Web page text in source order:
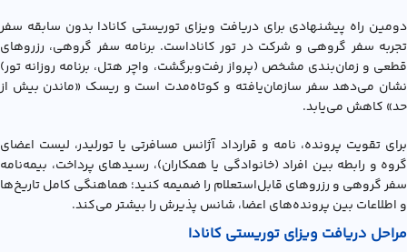
دومین راه پیشنهادی برای دریافت ويزاي توريستي کانادا بدون سابقه سفر
تجربه سفر گروهی و شرکت در تور کاناداست. برنامه سفر گروهی، رزروهای
قطعی و زمان‌بندی مشخص (پرواز رفت‌وبرگشت، واچر هتل، برنامه روزانه تور)
نشان می‌دهد سفر سازمان‌یافته و کوتاه‌مدت است و ریسک «ماندن بیش از
حد» کاهش می‌یابد.
برای تقویت پرونده، نامه و قرارداد آژانس مسافرتی یا تورلیدر، لیست اعضای
گروه و رابطه بین افراد (خانوادگی یا همکاران)، رسیدهای پرداخت، بیمه‌نامه
سفر گروهی و رزروهای قابل‌استعلام را ضمیمه کنید؛ هماهنگی کامل تاریخ‌ها
و اطلاعات بین پرونده‌های اعضا، شانس پذیرش را بیشتر می‌کند.
مراحل دریافت ویزای توریستی کانادا